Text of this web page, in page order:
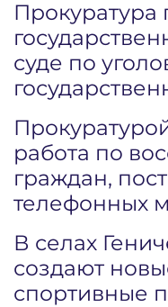
суде по
работа по
граждан,
телефонных
В селах
создают
спортивные